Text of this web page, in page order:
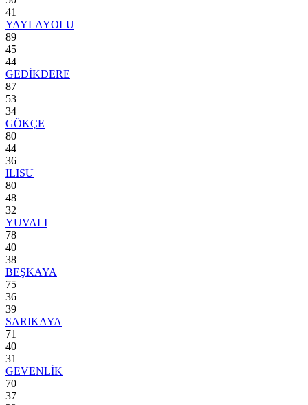
41
YAYLAYOLU
89
45
44
GEDİKDERE
87
53
34
GÖKÇE
80
44
36
ILISU
80
48
32
YUVALI
78
40
38
BEŞKAYA
75
36
39
SARIKAYA
71
40
31
GEVENLİK
70
37